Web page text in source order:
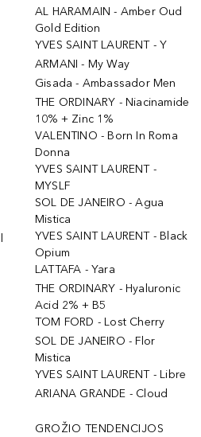
AL HARAMAIN - Amber Oud
Gold Edition
YVES SAINT LAURENT - Y
ARMANI - My Way
Gisada - Ambassador Men
THE ORDINARY - Niacinamide
10% + Zinc 1%
VALENTINO - Born In Roma
Donna
YVES SAINT LAURENT -
MYSLF
SOL DE JANEIRO - Agua
Mistica
YVES SAINT LAURENT - Black
Opium
LATTAFA - Yara
THE ORDINARY - Hyaluronic
Acid 2% + B5
TOM FORD - Lost Cherry
SOL DE JANEIRO - Flor
Mistica
YVES SAINT LAURENT - Libre
ARIANA GRANDE - Cloud
GROŽIO TENDENCIJOS